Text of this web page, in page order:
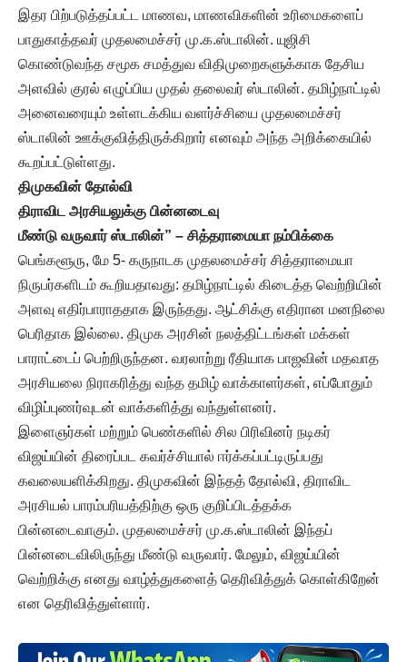
இதர பிற்படுத்தப்பட்ட மாணவ, மாணவிகளின் உரிமைகளைப்
பாதுகாத்தவர் முதலமைச்சர் மு.க.ஸ்டாலின். யுஜிசி
கொண்டுவந்த சமூக சமத்துவ விதிமுறைகளுக்காக தேசிய
அளவில் குரல் எழுப்பிய முதல் தலைவர் ஸ்டாலின். தமிழ்நாட்டில்
அனைவரையும் உள்ளடக்கிய வளர்ச்சியை முதலமைச்சர்
ஸ்டாலின் ஊக்குவித்திருக்கிறார் எனவும் அந்த அறிக்கையில்
கூறப்பட்டுள்ளது.
திமுகவின் தோல்வி
திராவிட அரசியலுக்கு பின்னடைவு
மீண்டு வருவார் ஸ்டாலின்” – சித்தராமையா நம்பிக்கை
பெங்களூரு, மே 5- கருநாடக முதலமைச்சர் சித்தராமையா
நிருபர்களிடம் கூறியதாவது: தமிழ்நாட்டில் கிடைத்த வெற்றியின்
அளவு எதிர்பாராததாக இருந்தது. ஆட்சிக்கு எதிரான மனநிலை
பெரிதாக இல்லை. திமுக அரசின் நலத்திட்டங்கள் மக்கள்
பாராட்டைப் பெற்றிருந்தன. வரலாற்று ரீதியாக பாஜவின் மதவாத
அரசியலை நிராகரித்து வந்த தமிழ் வாக்காளர்கள், எப்போதும்
விழிப்புணர்வுடன் வாக்களித்து வந்துள்ளனர்.
இளைஞர்கள் மற்றும் பெண்களில் சில பிரிவினர் நடிகர்
விஜய்யின் திரைப்பட கவர்ச்சியால் ஈர்க்கப்பட்டிருப்பது
கவலையளிக்கிறது. திமுகவின் இந்தத் தோல்வி, திராவிட
அரசியல் பாரம்பரியத்திற்கு ஒரு குறிப்பிடத்தக்க
பின்னடைவாகும். முதலமைச்சர் மு.க.ஸ்டாலின் இந்தப்
பின்னடைவிலிருந்து மீண்டு வருவார். மேலும், விஜய்யின்
வெற்றிக்கு எனது வாழ்த்துகளைத் தெரிவித்துக் கொள்கிறேன்
என தெரிவித்துள்ளார்.